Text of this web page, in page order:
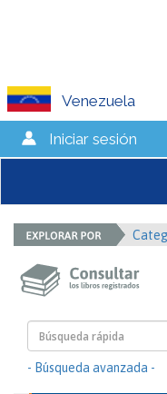
Venezuela
Iniciar sesión
- Búsqueda avanzada -